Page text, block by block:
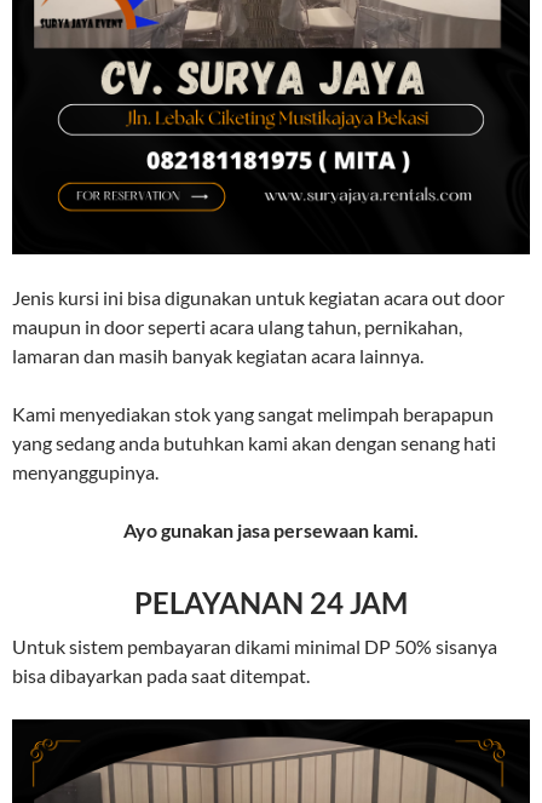
Jenis kursi ini bisa digunakan untuk kegiatan acara out door
maupun in door seperti acara ulang tahun, pernikahan,
lamaran dan masih banyak kegiatan acara lainnya.
Kami menyediakan stok yang sangat melimpah berapapun
yang sedang anda butuhkan kami akan dengan senang hati
menyanggupinya.
Ayo gunakan jasa persewaan kami.
PELAYANAN 24 JAM
Untuk sistem pembayaran dikami minimal DP 50% sisanya
bisa dibayarkan pada saat ditempat.